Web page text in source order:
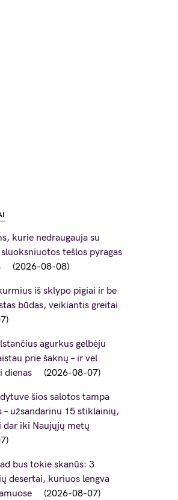
kurie nedraugauja su
tešlos pyragas
2026-08-08
iš sklypo pigiai ir be
būdas, veikiantis greitai
agurkus gelbėju
prie šaknų – ir vėl
dienas
2026-08-07
šios salotos tampa
– užsandarinu 15 stiklainių,
dar iki Naujųjų metų
bus tokie skanūs: 3
desertai, kuriuos lengva
2026-08-07